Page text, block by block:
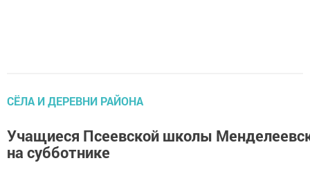
СЁЛА И ДЕРЕВНИ РАЙОНА
Учащиеся Псеевской школы
на субботнике